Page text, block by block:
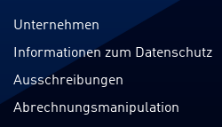
Unternehmen
Informationen zum Datenschutz
Ausschreibungen
Abrechnungsmanipulation